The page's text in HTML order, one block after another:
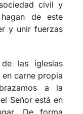
y unir fuerzas
las iglesias
a la
Señor está en
De forma
de la